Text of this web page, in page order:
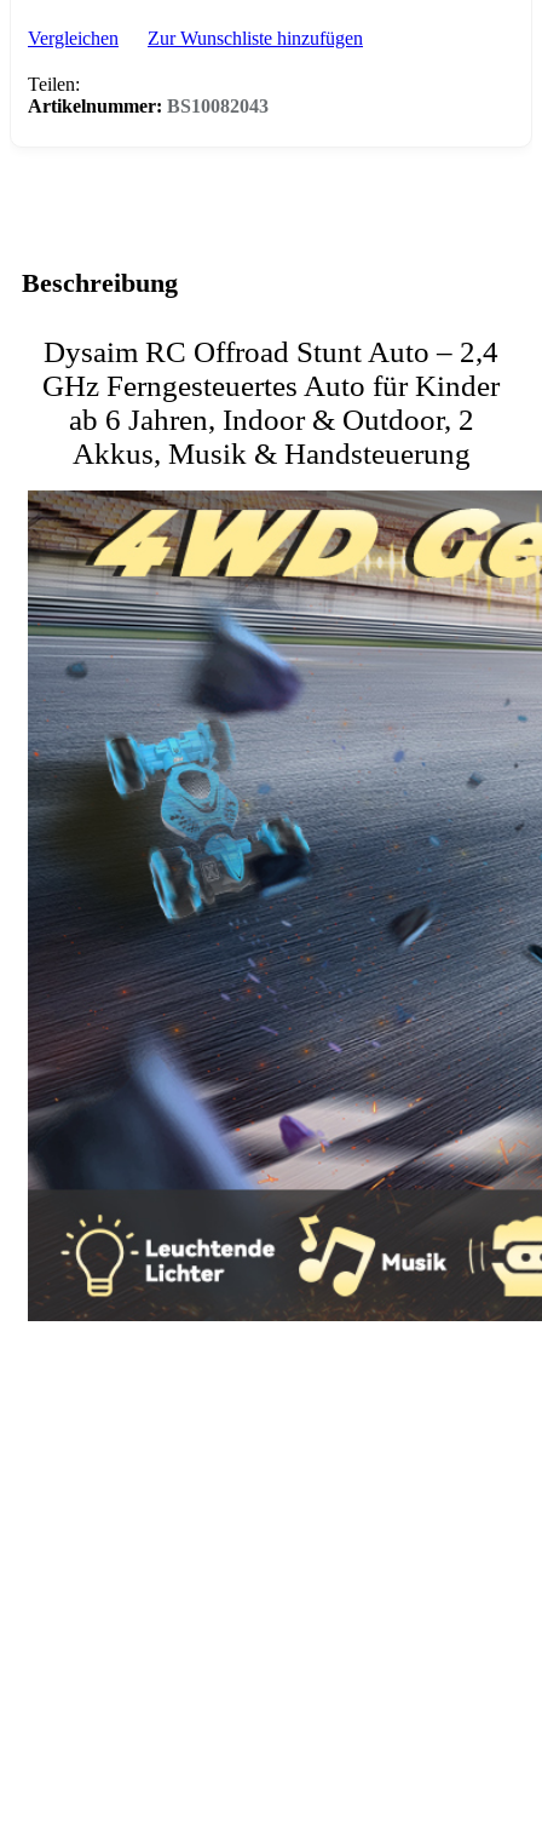
Vergleichen Zur Wunschliste hinzufügen
Teilen:
Artikelnummer: BS10082043
Beschreibung
Dysaim RC Offroad Stunt Auto – 2,4
GHz Ferngesteuertes Auto für Kinder
ab 6 Jahren, Indoor & Outdoor, 2
Akkus, Musik & Handsteuerung